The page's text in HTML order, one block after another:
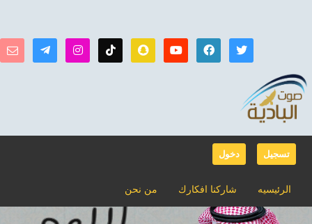
دخول تسجيل
من نحن شاركنا افكارك الرئيسيه